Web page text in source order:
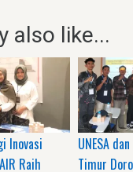
also like...
Inovasi
Raih
UNESA
Timur